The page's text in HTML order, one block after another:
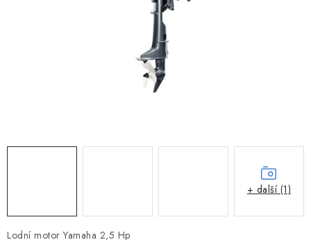
PRAMICE A MOTOROVÉ VESLICE
KAJAKY, KÁNOE A RAFTY
Lodní motor Yamaha 2,5 Hp
+ další (1)